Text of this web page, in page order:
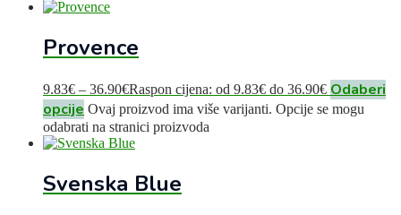
Provence
9.83€ – 36.90€Raspon cijena: od 9.83€ do 36.90€ Odaberi
opcije Ovaj proizvod ima više varijanti. Opcije se mogu
odabrati na stranici proizvoda
Svenska Blue